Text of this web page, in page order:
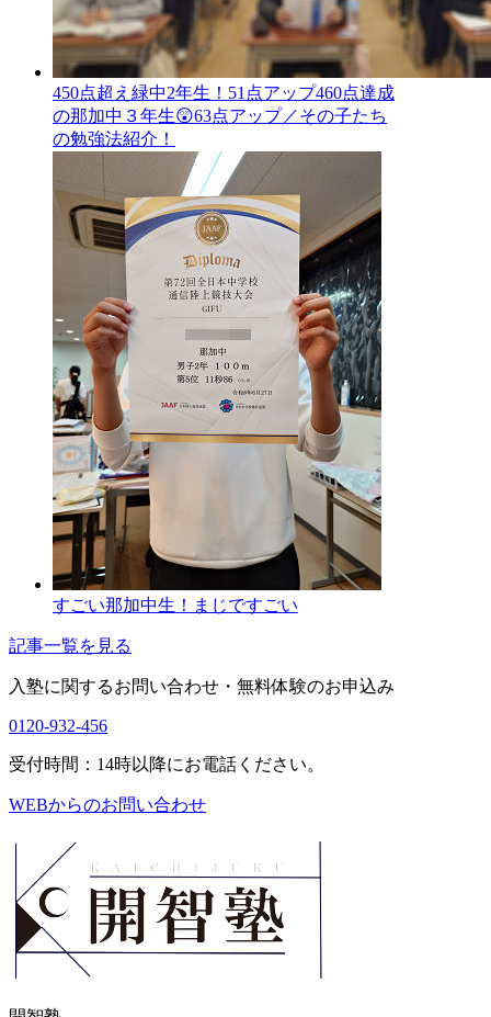
450点超え緑中2年生！51点アップ460点達成
の那加中３年生😲63点アップ／その子たち
の勉強法紹介！
すごい那加中生！まじですごい
記事一覧を見る
入塾に関するお問い合わせ・ 無料体験のお申込み
0120-932-456
受付時間：14時以降にお電話ください。
WEBからのお問い合わせ